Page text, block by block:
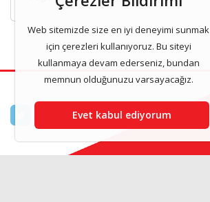
Web sitemizde size en iyi deneyimi sunmak
için çerezleri kullanıyoruz. Bu siteyi
kullanmaya devam ederseniz, bundan
memnun olduğunuzu varsayacağız.
Evet kabul ediyorum